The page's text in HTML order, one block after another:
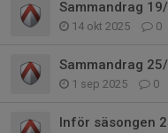
Sammandrag
14 okt 2025 0
Sammandrag
1 sep 2025 0
Inför säsongen